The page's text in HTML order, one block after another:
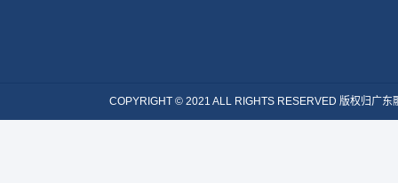
COPYRIGHT © 2021 ALL RIGHTS RESERVED 版权归广